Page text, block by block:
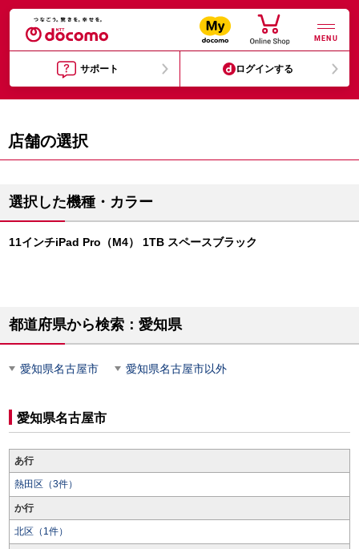
MENU
サポート ログインする
店舗の選択
選択した機種・カラー
11インチiPad Pro（M4） 1TB スペースブラック
都道府県から検索：愛知県
愛知県名古屋市 愛知県名古屋市以外
愛知県名古屋市
あ行
熱田区（3件）
か行
北区（1件）